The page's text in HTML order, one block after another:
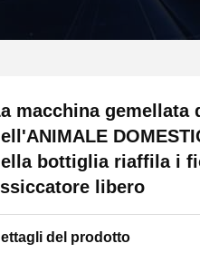
macchina
bottiglia riaffila i
libero
del prodotto